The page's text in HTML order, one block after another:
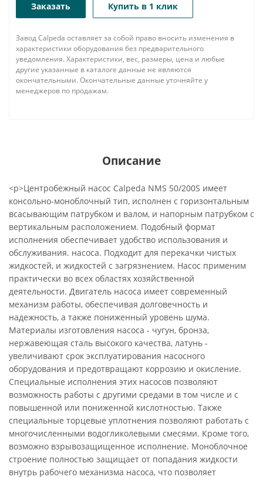
Заказать Купить в 1 клик
Завод Calpeda оставляет за собой право вносить изменения в
характеристики оборудования без предварительного
уведомления. Характеристики, вес, размеры, цена и любые
другие указанные в каталоге данные не являются
окончательными. Окончательные данные уточняйте у
менеджеров по продажам.
Описание
<p>Центробежный насос Calpeda NMS 50/200S имеет
консольно-моноблочный тип, исполнен с горизонтальным
всасывающим патрубком и валом, и напорным патрубком с
вертикальным расположением. Подобный формат
исполнения обеспечивает удобство использования и
обслуживания. насоса. Подходит для перекачки чистых
жидкостей, и жидкостей с загрязнением. Насос применим
практически во всех областях хозяйственной
деятельности. Двигатель насоса имеет современный
механизм работы, обеспечивая долговечность и
надежность, а также пониженный уровень шума.
Материалы изготовления насоса - чугун, бронза,
нержавеющая сталь высокого качества, латунь -
увеличивают срок эксплуатирования насосного
оборудования и предотвращают коррозию и окисление.
Специальные исполнения этих насосов позволяют
возможность работы с другими средами в том числе и с
повышенной или пониженной кислотностью. Также
специальные торцевые уплотнения позволяют работать с
многочисленными водогликолевыми смесями. Кроме того,
возможно взрывозащищенное исполнение. Моноблочное
строение полностью защищает от попадания жидкости
внутрь рабочего механизма насоса, что позволяет